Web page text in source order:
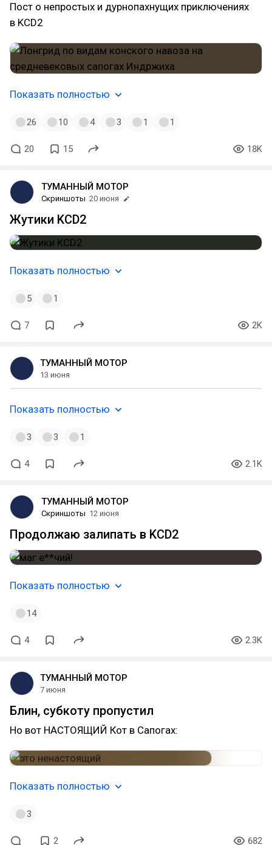
Пост о непростых и дурнопахнущих приключениях
в KCD2
Показать полностью
26 10 4 3 1 1
20 15 18K
ТУМАННЫЙ МОТОР
Скриншоты 20 июня
Жутики KCD2
Показать полностью
5 1
7 2K
ТУМАННЫЙ МОТОР
13 июня
Показать полностью
3 3 1
4 2.1K
ТУМАННЫЙ МОТОР
Скриншоты 12 июня
Продолжаю залипать в KCD2
Показать полностью
14
4 2.3K
ТУМАННЫЙ МОТОР
7 июня
Блин, субкоту пропустил
Но вот НАСТОЯЩИЙ Кот в Сапогах:
Показать полностью
3
2 682